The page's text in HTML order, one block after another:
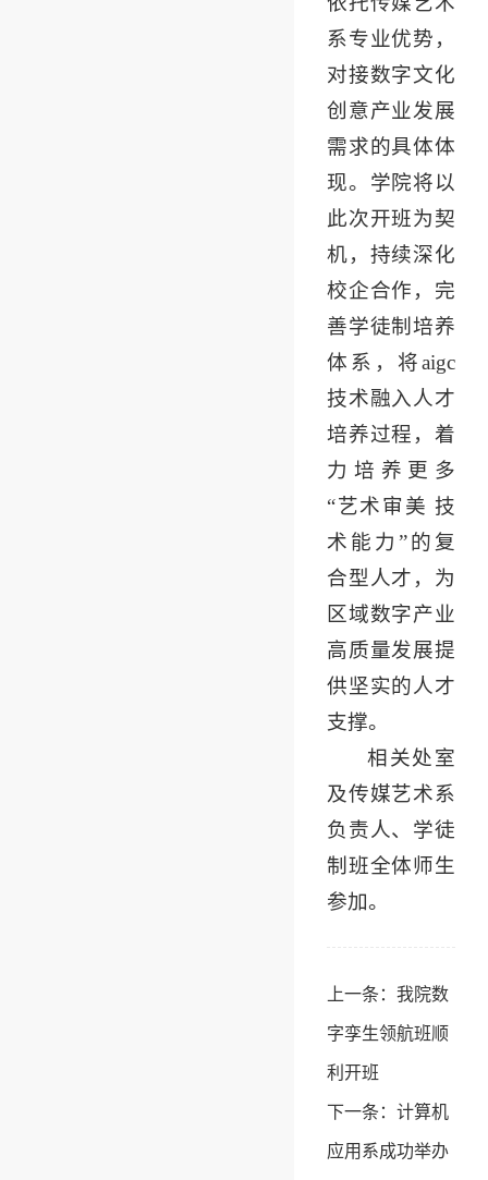
系专业优势，
对接数字文化
创意产业发展
需求的具体体
现。学院将以
此次开班为契
机，持续深化
校企合作，完
善学徒制培养
体系，将aigc
技术融入人才
培养过程，着
力培养更多
“艺术审美 技
术能力”的复
合型人才，为
区域数字产业
高质量发展提
供坚实的人才
支撑。
相关处室
及传媒艺术系
负责人、学徒
制班全体师生
参加。
上一条： 我院数
字孪生领航班顺
利开班
下一条： 计算机
应用系成功举办